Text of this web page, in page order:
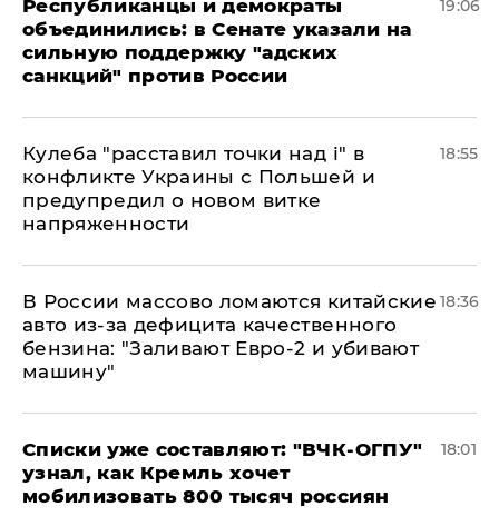
Республиканцы и демократы
объединились: в Сенате указали на
сильную поддержку "адских
санкций" против России
19:06
Кулеба "расставил точки над і" в
конфликте Украины с Польшей и
предупредил о новом витке
напряженности
18:55
В России массово ломаются китайские
авто из-за дефицита качественного
бензина: "Заливают Евро-2 и убивают
машину"
18:36
Списки уже составляют: "ВЧК-ОГПУ"
узнал, как Кремль хочет
мобилизовать 800 тысяч россиян
18:01